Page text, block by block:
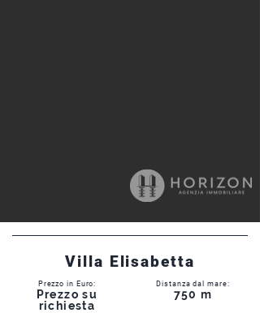
Villa Elisabetta
Prezzo in Euro:
Prezzo su
richiesta
Distanza dal mare:
750 m